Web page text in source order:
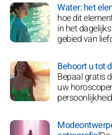
Water: het
hoe dit
in het
gebied van
Behoort u tot
Bepaal gratis
uw